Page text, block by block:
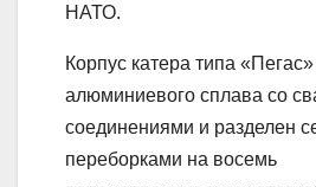
НАТО.
Корпус катера типа
алюминиевого сплава со
соединениями и разделен
переборками на восемь